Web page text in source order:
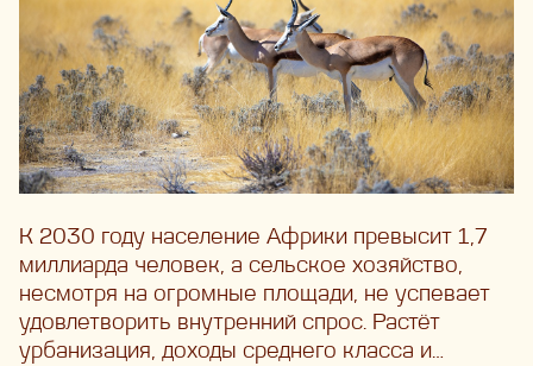
К 2030 году население Африки превысит 1,7
миллиарда человек, а сельское хозяйство,
несмотря на огромные площади, не успевает
удовлетворить внутренний спрос. Растёт
урбанизация, доходы среднего класса и…